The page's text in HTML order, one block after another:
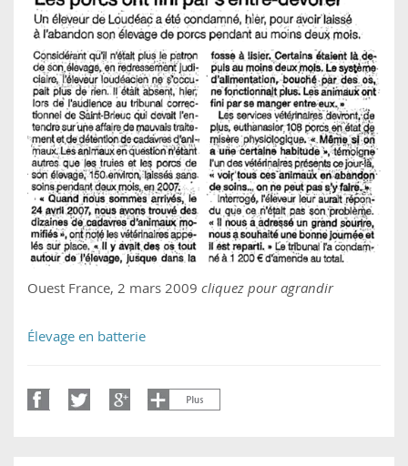
Ouest France, 2 mars 2009 cliquez pour agrandir
Élevage en batterie